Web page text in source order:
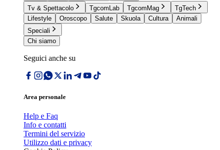
Tv & Spettacolo
TgcomLab TgcomMag
TgTech
Lifestyle
Oroscopo Salute Skuola Cultura
Animali
Speciali
Chi siamo
Seguici anche su
Area personale
Help e Faq
Info e contatti
Termini del servizio
Utilizzo dati e privacy